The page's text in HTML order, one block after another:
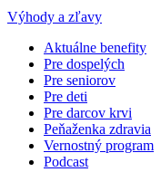
Výhody a zľavy
Aktuálne benefity
Pre dospelých
Pre seniorov
Pre deti
Pre darcov krvi
Peňaženka zdravia
Vernostný program
Podcast